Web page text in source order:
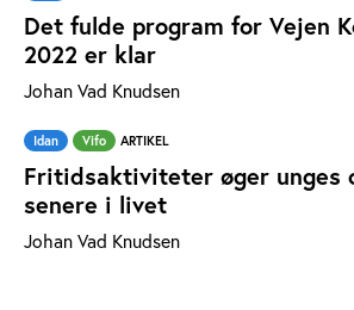
Det fulde program for Vejen
2022 er klar
Johan Vad Knudsen
Idan Vifo ARTIKEL
Fritidsaktiviteter øger unges
senere i livet
Johan Vad Knudsen